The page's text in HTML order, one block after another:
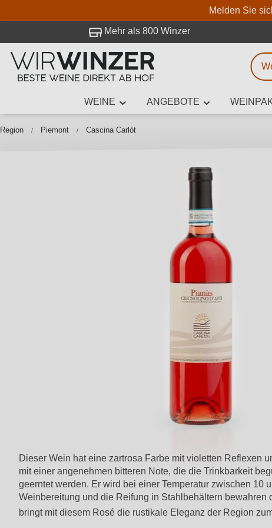
Melden Sie
Mehr als 800 Winzer
WEINE ANGEBOTE
Region Piemont Cascina Carlòt
Dieser Wein hat eine zartrosa Farbe mit violetten Reflexen
mit einer angenehmen bitteren Note, die die Trinkbarkeit
geerntet werden. Er wird bei einer Temperatur zwischen 10
Weinbereitung und die Reifung in Stahlbehältern
bringt mit diesem Rosé die rustikale Eleganz der Region
Weinsuche
Mindestens 3
bei WirWinzer.